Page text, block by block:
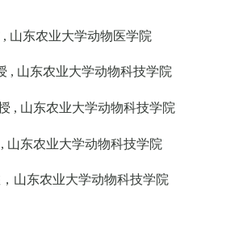
, 山东农业大学动物医学院
, 山东农业大学动物科技学院
, 山东农业大学动物科技学院
, 山东农业大学动物科技学院
山东农业大学动物科技学院